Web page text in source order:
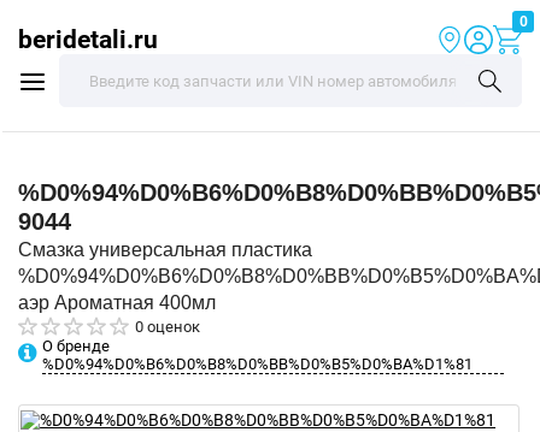
beridetali.ru
0
9044
Смазка универсальная пластика
аэр Ароматная 400мл
0 оценок
О бренде
%D0%94%D0%B6%D0%B8%D0%BB%D0%B5%D0%BA%D1%81